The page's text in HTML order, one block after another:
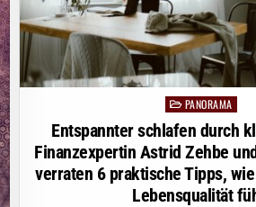
Posted
in
PANORAMA
Entspannter schlafen durch
Finanzexpertin Astrid Zehbe
verraten 6 praktische Tipps,
Lebensqualität